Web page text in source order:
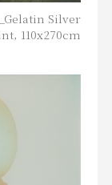
Silver
110x270cm